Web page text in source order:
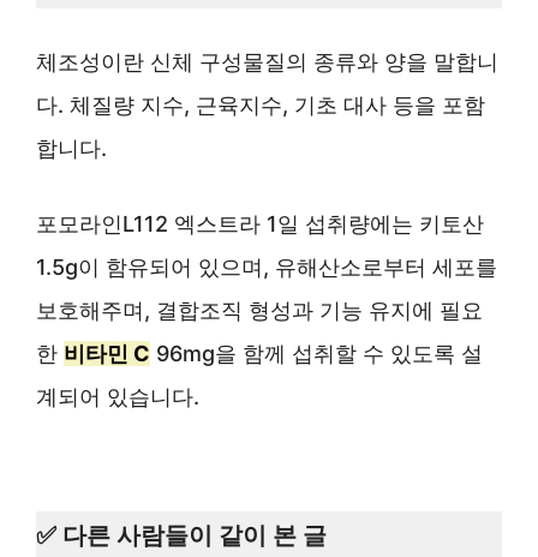
체조성이란 신체 구성물질의 종류와 양을 말합니
다. 체질량 지수, 근육지수, 기초 대사 등을 포함
합니다.
포모라인L112 엑스트라 1일 섭취량에는 키토산
1.5g이 함유되어 있으며, 유해산소로부터 세포를
보호해주며, 결합조직 형성과 기능 유지에 필요
한 비타민 C 96mg을 함께 섭취할 수 있도록 설
계되어 있습니다.
✅ 다른 사람들이 같이 본 글